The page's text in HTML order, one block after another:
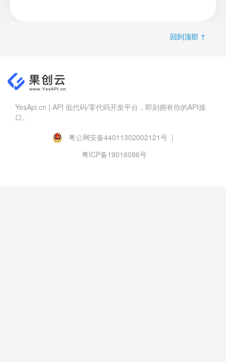
回到顶部 ↑
YesApi.cn | API 低代码/零代码开发平台，即刻拥有你的API接
口。
粤公网安备44011302002121号 |
粤ICP备19016086号